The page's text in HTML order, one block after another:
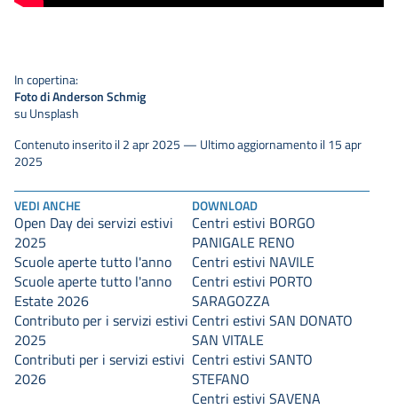
VEDI ANCHE
Open Day dei servizi estivi
2025
Scuole aperte tutto l'anno
Scuole aperte tutto l'anno
Estate 2026
Contributo per i servizi estivi
2025
Contributi per i servizi estivi
2026
DOWNLOAD
Centri estivi BORGO
PANIGALE RENO
Centri estivi NAVILE
Centri estivi PORTO
SARAGOZZA
Centri estivi SAN DONATO
SAN VITALE
Centri estivi SANTO
STEFANO
Centri estivi SAVENA
In copertina:
Foto di Anderson Schmig
su Unsplash
Contenuto inserito il 2 apr 2025 — Ultimo aggiornamento il 15 apr
2025